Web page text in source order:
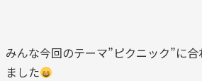
みんな今回のテーマ”ピクニック”に
ました